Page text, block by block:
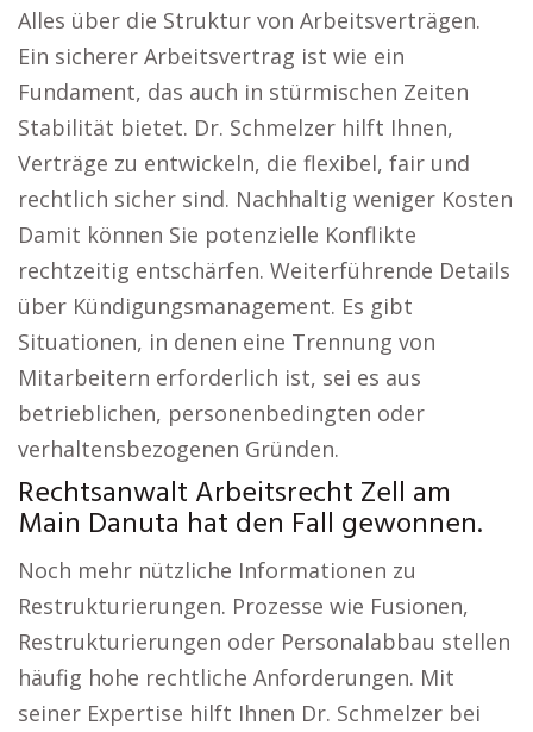
Alles über die Struktur von Arbeitsverträgen.
Ein sicherer Arbeitsvertrag ist wie ein
Fundament, das auch in stürmischen Zeiten
Stabilität bietet. Dr. Schmelzer hilft Ihnen,
Verträge zu entwickeln, die flexibel, fair und
rechtlich sicher sind. Nachhaltig weniger Kosten
Damit können Sie potenzielle Konflikte
rechtzeitig entschärfen. Weiterführende Details
über Kündigungsmanagement. Es gibt
Situationen, in denen eine Trennung von
Mitarbeitern erforderlich ist, sei es aus
betrieblichen, personenbedingten oder
verhaltensbezogenen Gründen.
Rechtsanwalt Arbeitsrecht Zell am
Main Danuta hat den Fall gewonnen.
Noch mehr nützliche Informationen zu
Restrukturierungen. Prozesse wie Fusionen,
Restrukturierungen oder Personalabbau stellen
häufig hohe rechtliche Anforderungen. Mit
seiner Expertise hilft Ihnen Dr. Schmelzer bei